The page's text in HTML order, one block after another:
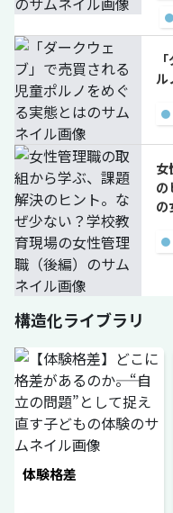
●
ル
●
女
の
の
●
構造化ライブラリ
体験格差